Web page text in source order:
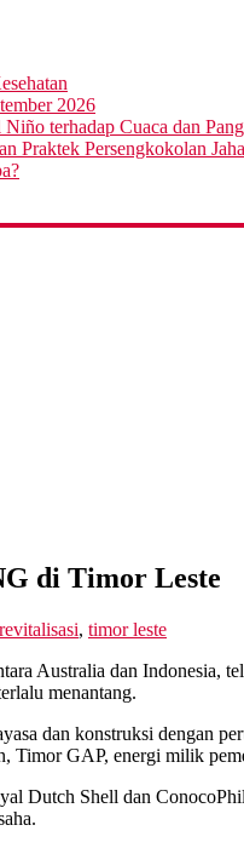
2026
terhadap Cuaca dan
Persengkokolan
di Timor Leste
revitalisasi, timor leste
Australia dan Indonesia,
menantang.
dan konstruksi dengan
Timor GAP, energi milik
Dutch Shell dan